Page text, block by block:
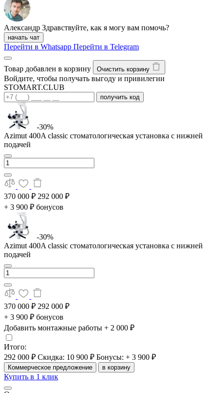
Александр Здравствуйте, как я могу вам помочь?
начать чат
Перейти в Whatsapp Перейти в Telegram
Товар добавлен в корзину Очистить корзину
Войдите, чтобы получать выгоду и привилегии
STOMART.CLUB
получить код
-30%
Azimut 400A classic стоматологическая установка с нижней
подачей
370 000 ₽ 292 000 ₽
+ 3 900 ₽ бонусов
-30%
Azimut 400A classic стоматологическая установка с нижней
подачей
370 000 ₽ 292 000 ₽
+ 3 900 ₽ бонусов
Добавить монтажные работы + 2 000 ₽
Итого:
292 000 ₽ Скидка: 10 900 ₽ Бонусы: + 3 900 ₽
Коммерческое предложение в корзину
Купить в 1 клик